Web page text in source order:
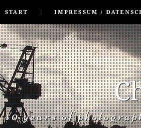
START
IMPRESSUM /
40 years of